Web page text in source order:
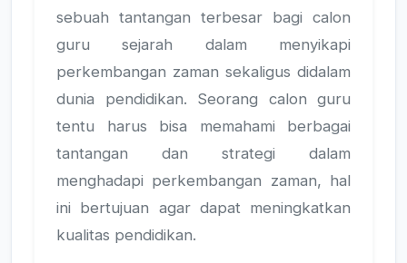
sebuah tantangan terbesar bagi calon
guru sejarah dalam menyikapi
perkembangan zaman sekaligus didalam
dunia pendidikan. Seorang calon guru
tentu harus bisa memahami berbagai
tantangan dan strategi dalam
menghadapi perkembangan zaman, hal
ini bertujuan agar dapat meningkatkan
kualitas pendidikan.